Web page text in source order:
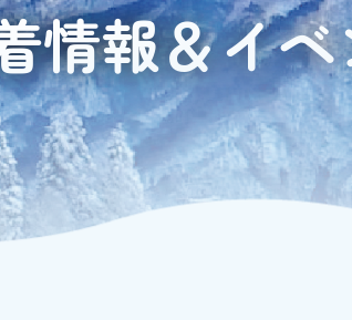
情報＆イ